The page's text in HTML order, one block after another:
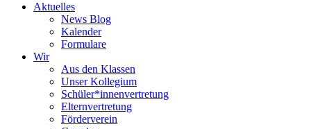
Aktuelles
News Blog
Kalender
Formulare
Wir
Aus den Klassen
Unser Kollegium
Schüler*innenvertretung
Elternvertretung
Förderverein